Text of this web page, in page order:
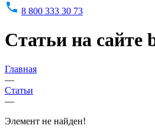
8 800 333 30 73
Статьи на сайте
Главная
—
Статьи
—
Элемент не найден!